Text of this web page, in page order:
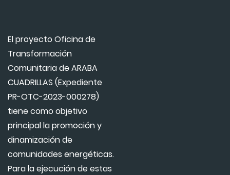
El proyecto Oficina de
Transformación
Comunitaria de ARABA
CUADRILLAS (Expediente
PR-OTC-2023-000278)
tiene como objetivo
principal la promoción y
dinamización de
comunidades energéticas.
Para la ejecución de estas